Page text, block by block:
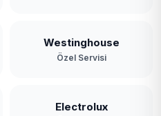
Westinghouse
Özel Servisi
Electrolux